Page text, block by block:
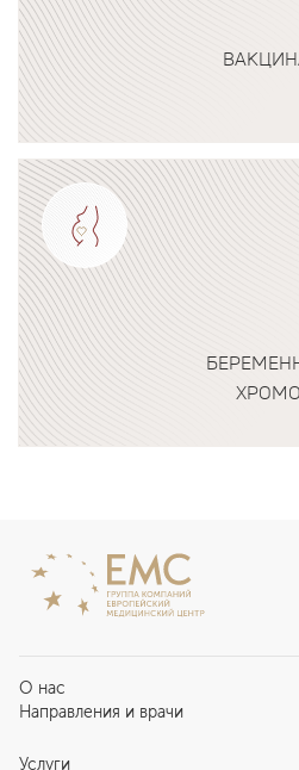
Подробнее о программе
О нас
Отзывы пациентов
О клинике
Направления и врачи
Услуги